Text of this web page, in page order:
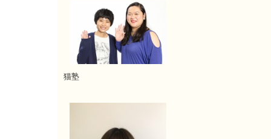
猫塾